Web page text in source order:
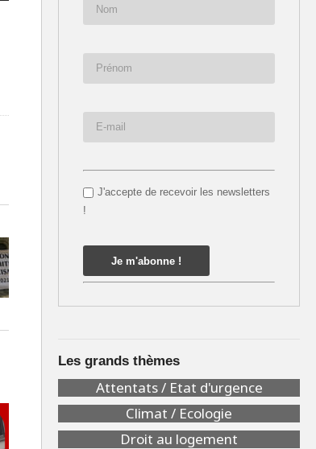
J'accepte de recevoir les newsletters
!
Les grands thèmes
Attentats / Etat d'urgence
Climat / Ecologie
Droit au logement